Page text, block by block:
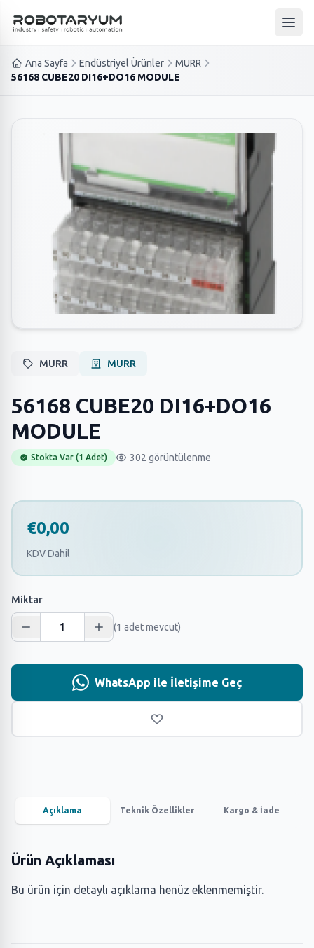
Ana içeriğe geç
Ana
Ana Sayfa Endüstriyel Ürünler
MURR
56168 CUBE20 DI16+DO16 MODULE
MURR MURR
56168 CUBE20 DI16+DO16
MODULE
Stokta Var (1 Adet) 302 görüntülenme
€0,00
KDV Dahil
Miktar
(1 adet mevcut)
WhatsApp ile İletişime Geç
Açıklama Teknik Özellikler Kargo & İade
Ürün Açıklaması
Bu ürün için detaylı açıklama henüz eklenmemiştir.